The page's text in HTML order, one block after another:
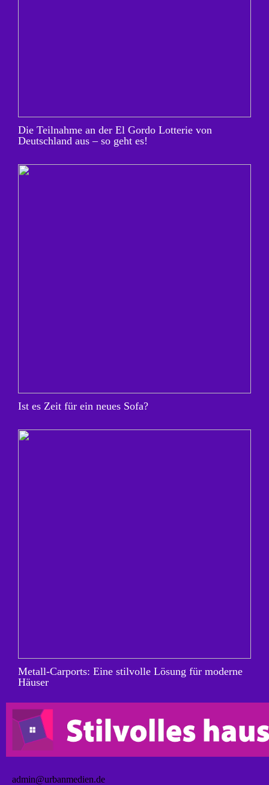
Die Teilnahme an der El Gordo Lotterie von
Deutschland aus – so geht es!
Ist es Zeit für ein neues Sofa?
Metall-Carports: Eine stilvolle Lösung für moderne
Häuser
admin@urbanmedien.de